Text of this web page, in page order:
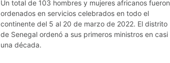
Un total de 103 hombres y mujeres africanos fueron
ordenados en servicios celebrados en todo el
continente del 5 al 20 de marzo de 2022. El distrito
de Senegal ordenó a sus primeros ministros en casi
una década.